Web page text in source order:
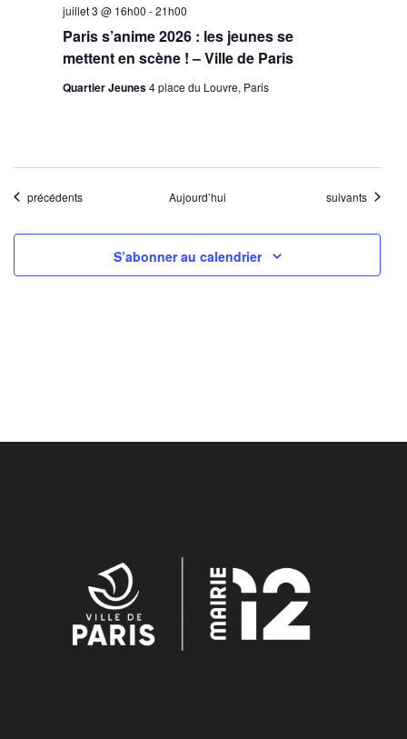
Paris s’anime 2026 : les jeunes se
mettent en scène ! – Ville de Paris
juillet 3 @ 16h00 -21h00
Quartier Jeunes4 place du Louvre, Paris
Évènements
précédents Aujourd’hui Évènements
suivants
S’abonner au calendrier